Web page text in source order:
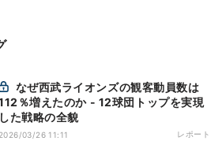
％増えたのか - 12球団トップを実現
した戦略の全貌
2026/03/26 11:11 レポート